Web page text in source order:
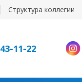
11-22
Структура коллегии